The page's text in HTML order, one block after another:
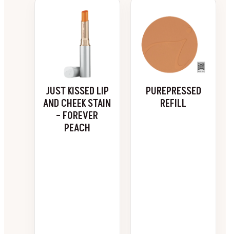
JUST KISSED LIP
AND CHEEK STAIN
– FOREVER
PEACH
PUREPRESSED
REFILL
produktet
har
flere
varianter.
Alternativene
velges